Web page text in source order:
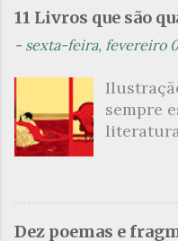
n
t
i
o
11 Livros que são
- sexta-feira, fevereiro
sempre
que
Dez poemas e